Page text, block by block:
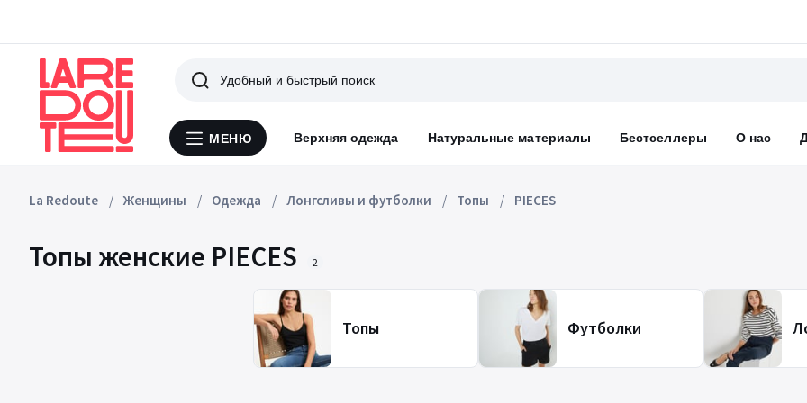
Меню
МЕНЮ Верхняя одежда Натуральные материалы Бестселлеры О нас
Поиск
La Redoute Женщины Одежда Лонгсливы и футболки Топы PIECES
Топы женские PIECES 2
Топы Футболки